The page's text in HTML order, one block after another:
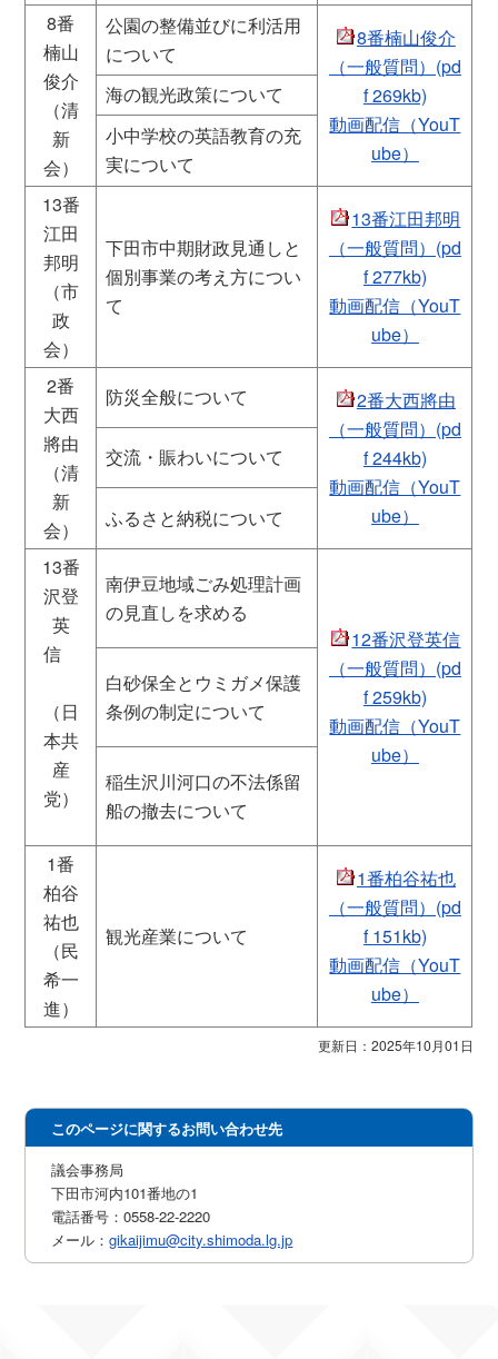
8番
楠山
俊介
（清
新
会）
公園の整備並びに利活用
について
8番楠山俊介
（一般質問）(pd
f 269kb)
動画配信（YouT
ube）
海の観光政策について
小中学校の英語教育の充
実について
13番
江田
邦明
（市
政
会）
下田市中期財政見通しと
個別事業の考え方につい
て
13番江田邦明
（一般質問）(pd
f 277kb)
動画配信（YouT
ube）
2番
大西
將由
（清
新
会）
防災全般について
2番大西將由
（一般質問）(pd
f 244kb)
動画配信（YouT
ube）
交流・賑わいについて
ふるさと納税について
13番
沢登
英
信
（日
本共
産
党）
南伊豆地域ごみ処理計画
の見直しを求める
12番沢登英信
（一般質問）(pd
f 259kb)
動画配信（YouT
ube）
白砂保全とウミガメ保護
条例の制定について
稲生沢川河口の不法係留
船の撤去について
1番
柏谷
祐也
（民
希一
進）
観光産業について
1番柏谷祐也
（一般質問）(pd
f 151kb)
動画配信（YouT
ube）
更新日：2025年10月01日
このページに関するお問い合わせ先
議会事務局
下田市河内101番地の1
電話番号：0558-22-2220
メール：gikaijimu@city.shimoda.lg.jp